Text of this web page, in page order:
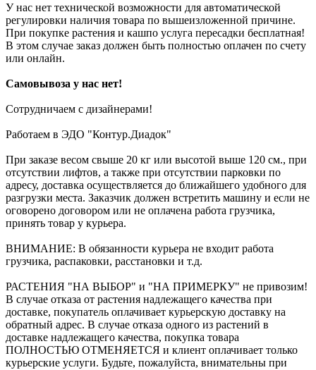
У нас нет технической возможности для автоматической
регулировки наличия товара по вышеизложенной причине.
При покупке растения и кашпо услуга пересадки бесплатная!
В этом случае заказ должен быть полностью оплачен по счету
или онлайн.
Самовывоза у нас нет!
Сотрудничаем с дизайнерами!
Работаем в ЭДО "Контур.Диадок"
При заказе весом свыше 20 кг или высотой выше 120 см., при
отсутствии лифтов, а также при отсутствии парковки по
адресу, доставка осуществляется до ближайшего удобного для
разгрузки места. Заказчик должен встретить машину и если не
оговорено договором или не оплачена работа грузчика,
принять товар у курьера.
ВНИМАНИЕ: В обязанности курьера не входит работа
грузчика, распаковки, расстановки и т.д.
РАСТЕНИЯ "НА ВЫБОР" и "НА ПРИМЕРКУ" не привозим!
В случае отказа от растения надлежащего качества при
доставке, покупатель оплачивает курьерскую доставку на
обратный адрес. В случае отказа одного из растений в
доставке надлежащего качества, покупка товара
ПОЛНОСТЬЮ ОТМЕНЯЕТСЯ и клиент оплачивает только
курьерские услуги. Будьте, пожалуйста, внимательны при